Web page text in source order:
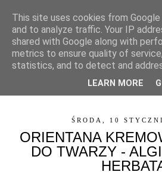
ŚRODA, 10
ORIENTANA
DO TWARZY -
This site uses cookies from
and to analyze traffic. Your IP
shared with Google along with
metrics to ensure quality of
statistics, and to detect and
LEARN MORE